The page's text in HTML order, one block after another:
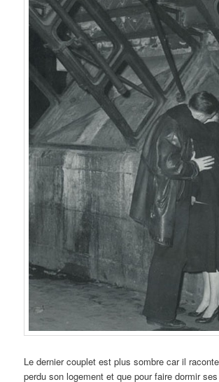
Le dernier couplet est plus sombre car il
perdu son logement et que pour faire dormir